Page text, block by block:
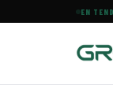
EN
llegan a Prime